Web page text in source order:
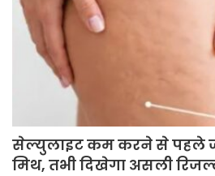
सेल्युलाइट कम करने से पहले
मिथ, तभी दिखेगा असली